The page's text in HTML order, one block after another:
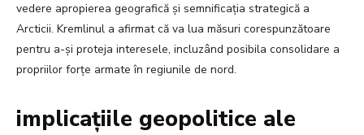
vedere apropierea geografică și semnificația strategică a
Arcticii. Kremlinul a afirmat că va lua măsuri corespunzătoare
pentru a-și proteja interesele, incluzând posibila consolidare a
propriilor forțe armate în regiunile de nord.
implicațiile geopolitice ale